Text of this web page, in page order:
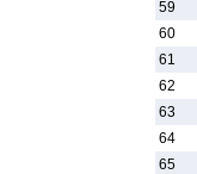
59
60
61
62
63
64
65